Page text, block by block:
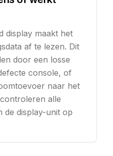
display maakt het
af te lezen. Dit
door een losse
console, of
naar het
alle
de display-unit op